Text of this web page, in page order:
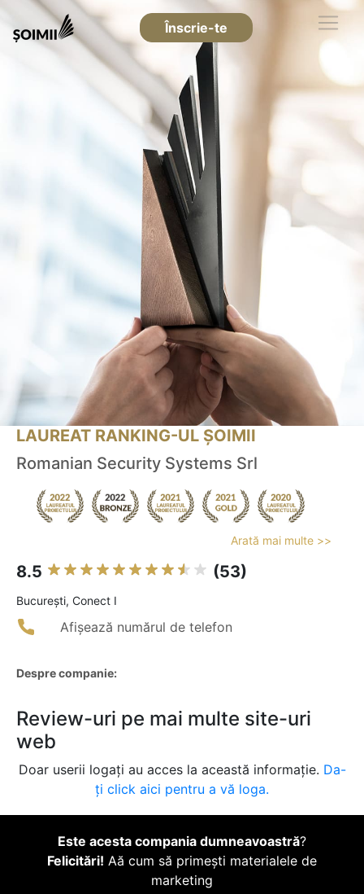
Înscrie-te
LAUREAT RANKING-UL ȘOIMII
Romanian Security Systems Srl
Arată mai multe >>
8.5 (53)
Bucureşti, Conect I
Afișează numărul de telefon
Despre companie:
Review-uri pe mai multe site-uri
web
Doar userii logați au acces la această informație. Da-
ți click aici pentru a vă loga.
Este acesta compania dumneavoastră?
Felicitări! Aă cum să primești materialele de
marketing